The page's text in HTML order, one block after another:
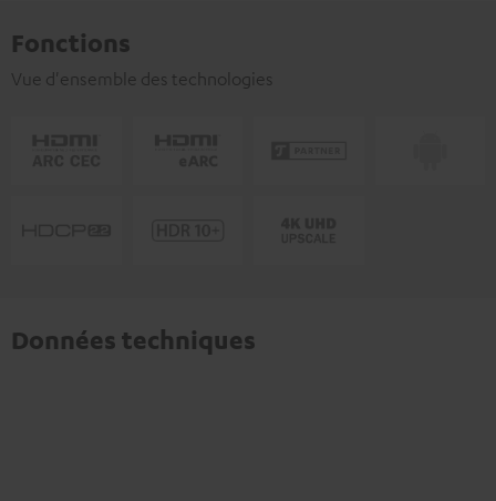
Fonctions
Vue d'ensemble des technologies
Données techniques